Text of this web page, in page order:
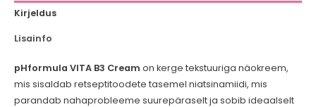
kogus
Kirjeldus
Lisainfo
pHformula VITA B3 Cream on kerge tekstuuriga näokreem,
mis sisaldab retseptitoodete tasemel niatsinamiidi, mis
parandab nahaprobleeme suurepäraselt ja sobib ideaalselt